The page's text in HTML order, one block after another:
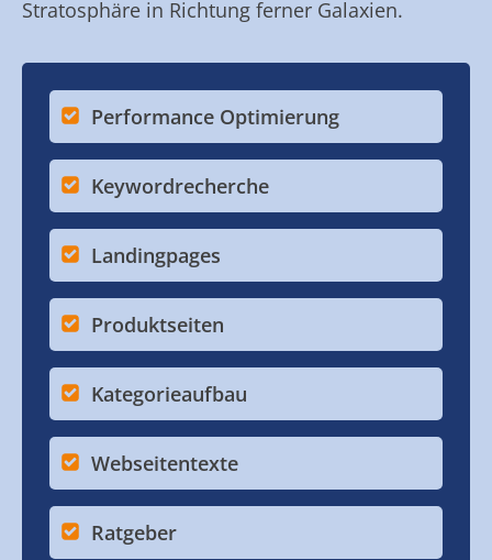
Stratosphäre in Richtung ferner Galaxien.
Performance Optimierung
Keywordrecherche
Landingpages
Produktseiten
Kategorieaufbau
Webseitentexte
Ratgeber